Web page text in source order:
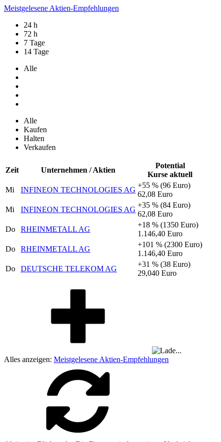
Meistgelesene Aktien-Empfehlungen
24 h
72 h
7 Tage
14 Tage
Alle
Alle
Kaufen
Halten
Verkaufen
Zeit Unternehmen / Aktien
Potential
Kurse aktuell
Mi
INFINEON TECHNOLOGIES AG
+55 % (96 Euro)
62,08 Euro
Mi
INFINEON TECHNOLOGIES AG
+35 % (84 Euro)
62,08 Euro
Do
RHEINMETALL AG
+18 % (1350 Euro)
1.146,40 Euro
Do
RHEINMETALL AG
+101 % (2300 Euro)
1.146,40 Euro
Do
DEUTSCHE TELEKOM AG
+31 % (38 Euro)
29,040 Euro
Alles anzeigen: Meistgelesene Aktien-Empfehlungen